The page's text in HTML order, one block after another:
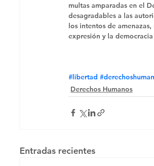
multas amparadas en el
desagradables a las
los intentos de
expresión y la
#libertad
Derechos Humanos
Entradas recientes